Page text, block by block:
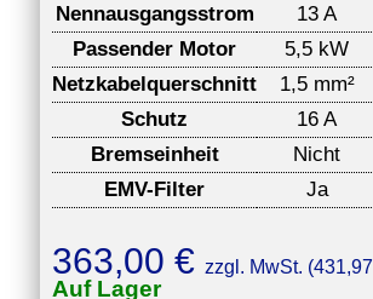
Nennausgangsstrom
13 A
Passender Motor
5,5 kW
Netzkabelquerschnitt
1,5 mm²
Schutz
16 A
Bremseinheit
Nicht
EMV-Filter
Ja
363,00 € zzgl. MwSt. (431,97
Auf Lager